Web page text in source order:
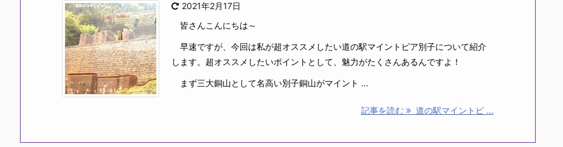
2021年2月17日
皆さんこんにちは～
早速ですが、今回は私が超オススメしたい道の駅マイントピア別子について紹介
します。超オススメしたいポイントとして、魅力がたくさんあるんですよ！
まず三大銅山として名高い別子銅山がマイント ...
記事を読む 道の駅マイントピ ...